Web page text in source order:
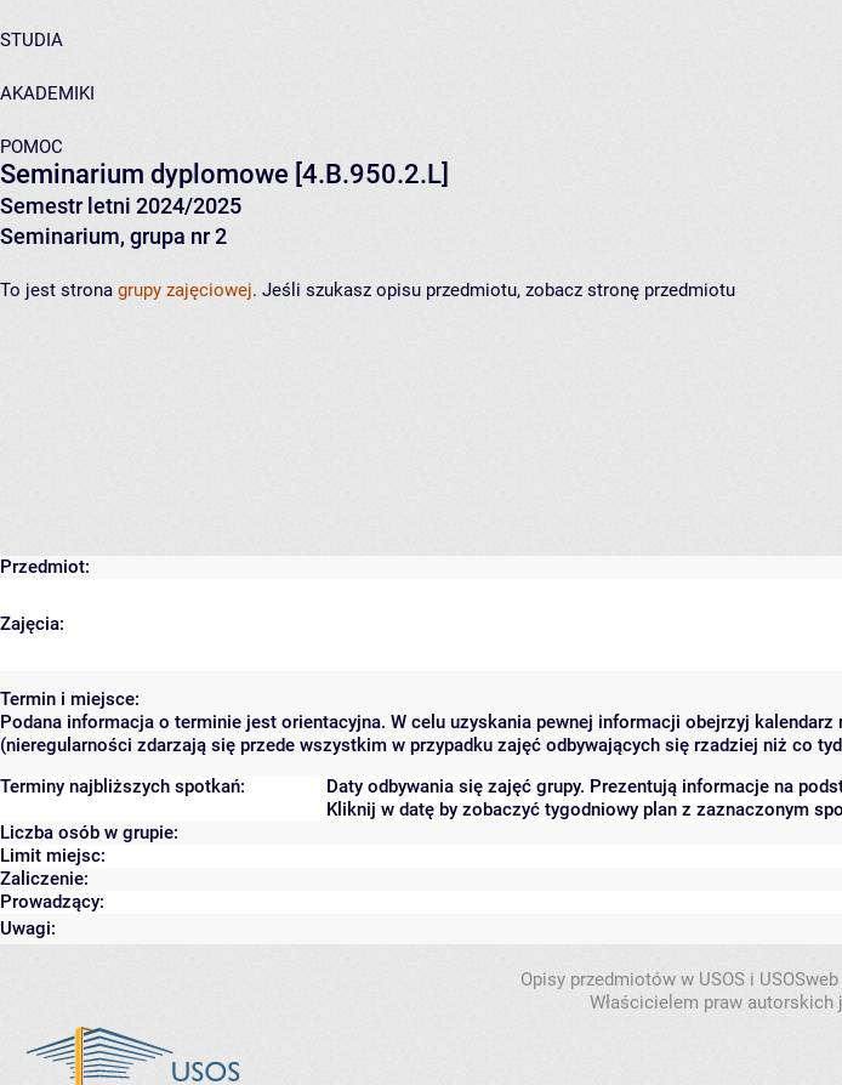
STUDIA
AKADEMIKI
POMOC
Seminarium dyplomowe [4.B.950.2.L]
Semestr letni 2024/2025
Seminarium, grupa nr 2
To jest strona grupy zajęciowej. Jeśli szukasz opisu przedmiotu, zobacz stronę przedmiotu
Przedmiot:
Zajęcia:
Termin i miejsce:
Podana informacja o terminie jest orientacyjna. W celu uzyskania pewnej informacji obejrzyj
(nieregularności zdarzają się przede wszystkim w przypadku zajęć odbywających się rzadziej niż co
Terminy najbliższych spotkań:
Daty odbywania się zajęć grupy. Prezentują informacje na
Kliknij w datę by zobaczyć tygodniowy plan z zaznaczonym
Liczba osób w grupie:
Limit miejsc:
Zaliczenie:
Prowadzący:
Uwagi:
Opisy przedmiotów w USOS i
Właścicielem praw